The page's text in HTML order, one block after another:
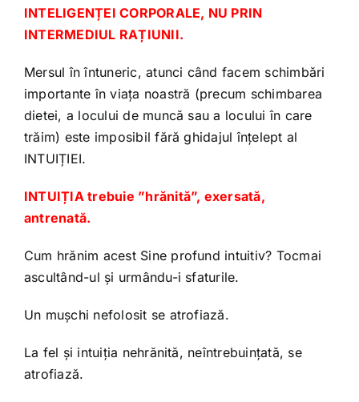
INTELIGENȚEI CORPORALE, NU PRIN
INTERMEDIUL RAȚIUNII.
Mersul în întuneric, atunci când facem schimbări
importante în viața noastră (precum schimbarea
dietei, a locului de muncă sau a locului în care
trăim) este imposibil fără ghidajul înțelept al
INTUIȚIEI.
INTUIȚIA trebuie ”hrănită”, exersată,
antrenată.
Cum hrănim acest Sine profund intuitiv? Tocmai
ascultând-ul și urmându-i sfaturile.
Un mușchi nefolosit se atrofiază.
La fel și intuiția nehrănită, neîntrebuințată, se
atrofiază.